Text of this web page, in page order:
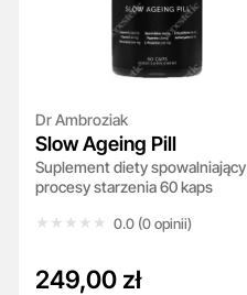
Dr Ambroziak
Slow Ageing Pill
Suplement diety spowalniający
procesy starzenia 60 kaps
★★★★★
★★★★★ 0.0 (0 opinii)
249,00 zł